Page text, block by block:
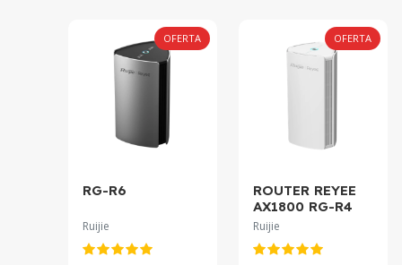
OFERTA
RG-R6
Ruijie
OFERTA
ROUTER REYEE
AX1800 RG-R4
2PK 2 UNIDADES
WIFI6
Ruijie